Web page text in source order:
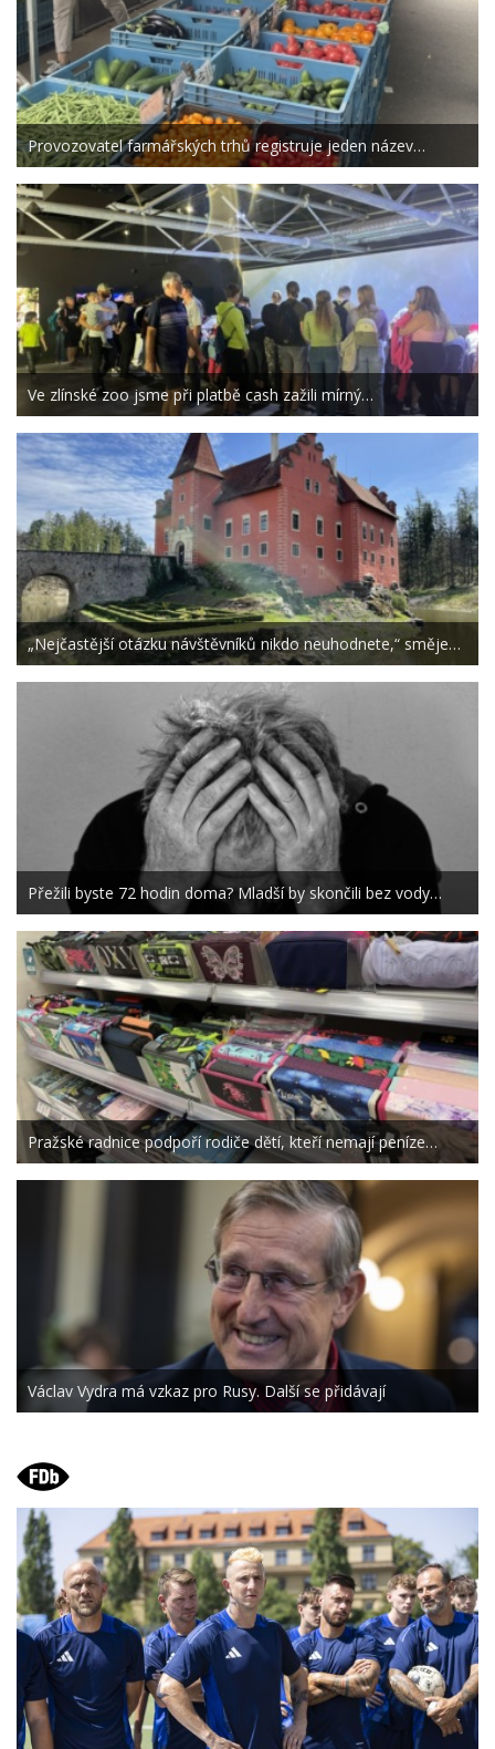
Provozovatel farmářských trhů registruje jeden název…
Ve zlínské zoo jsme při platbě cash zažili mírný…
„Nejčastější otázku návštěvníků nikdo neuhodnete,“ směje…
Přežili byste 72 hodin doma? Mladší by skončili bez vody…
Pražské radnice podpoří rodiče dětí, kteří nemají peníze…
Václav Vydra má vzkaz pro Rusy. Další se přidávají